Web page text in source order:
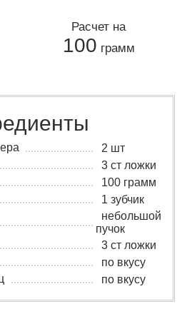
Расчет на
100 грамм
2 шт
3 ст ложки
100 грамм
1 зубчик
небольшой
пучок
3 ст ложки
по вкусу
по вкусу